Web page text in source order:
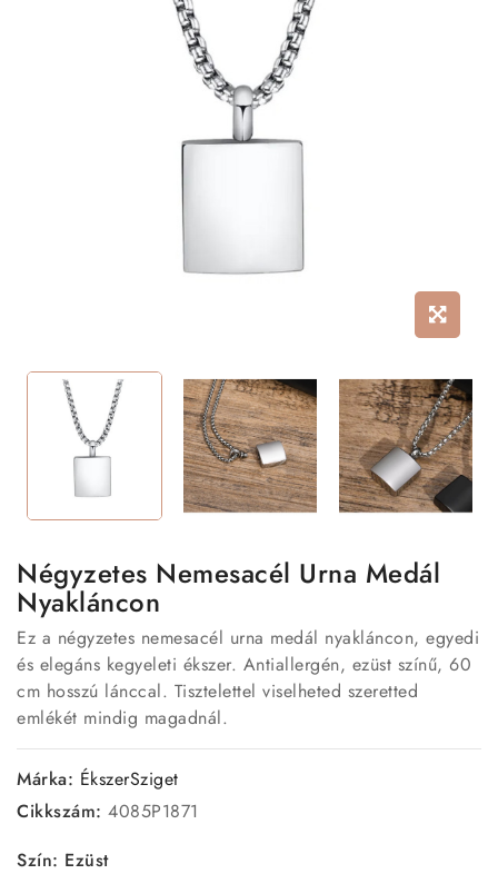
Négyzetes Nemesacél Urna Medál
Nyakláncon
Ez a négyzetes nemesacél urna medál nyakláncon, egyedi
és elegáns kegyeleti ékszer. Antiallergén, ezüst színű, 60
cm hosszú lánccal. Tisztelettel viselheted szeretted
emlékét mindig magadnál.
Márka: ÉkszerSziget
Cikkszám: 4085P1871
Szín: Ezüst